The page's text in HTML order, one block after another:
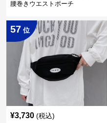
腰巻きウエストポーチ
57 位
¥3,730 (税込)